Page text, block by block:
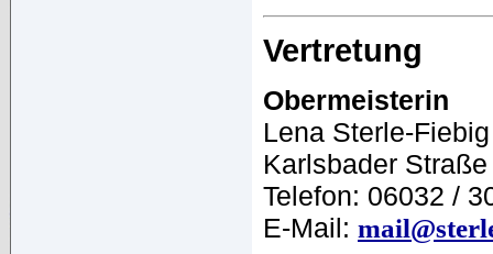
Vertretung
Obermeisterin
Lena Sterle-Fiebig
Karlsbader
Telefon: 06032 /
E-Mail: